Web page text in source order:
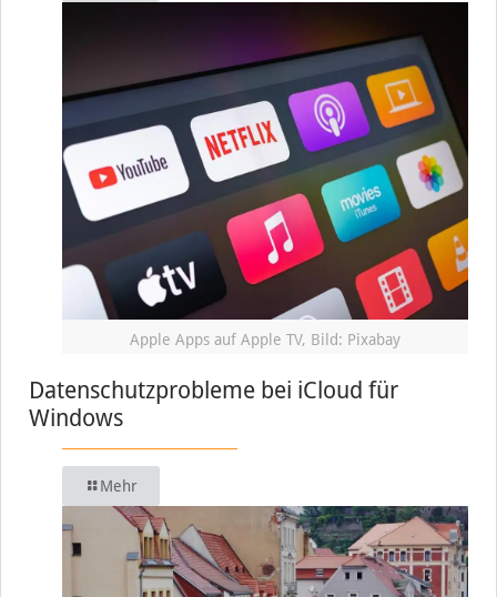
Apple Apps auf Apple TV, Bild: Pixabay
Datenschutzprobleme bei iCloud für
Windows
Mehr